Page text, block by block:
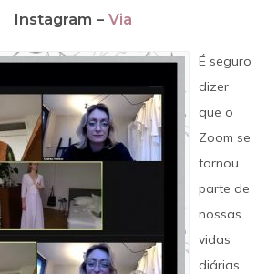
Instagram – Via
É seguro
dizer
que o
Zoom se
tornou
parte de
nossas
vidas
diárias.